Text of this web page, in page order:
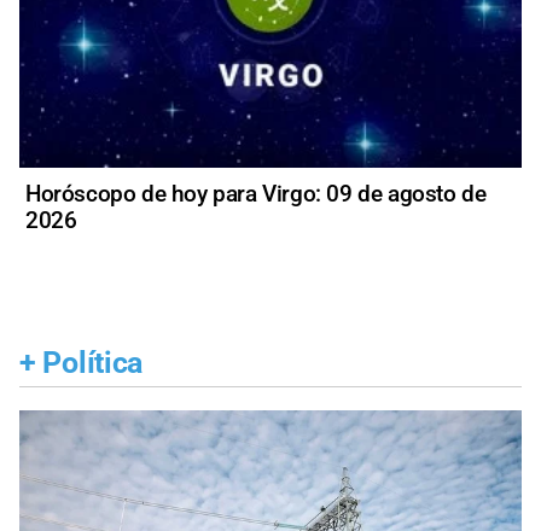
Horóscopo de hoy para Virgo: 09 de agosto de
2026
+ Política